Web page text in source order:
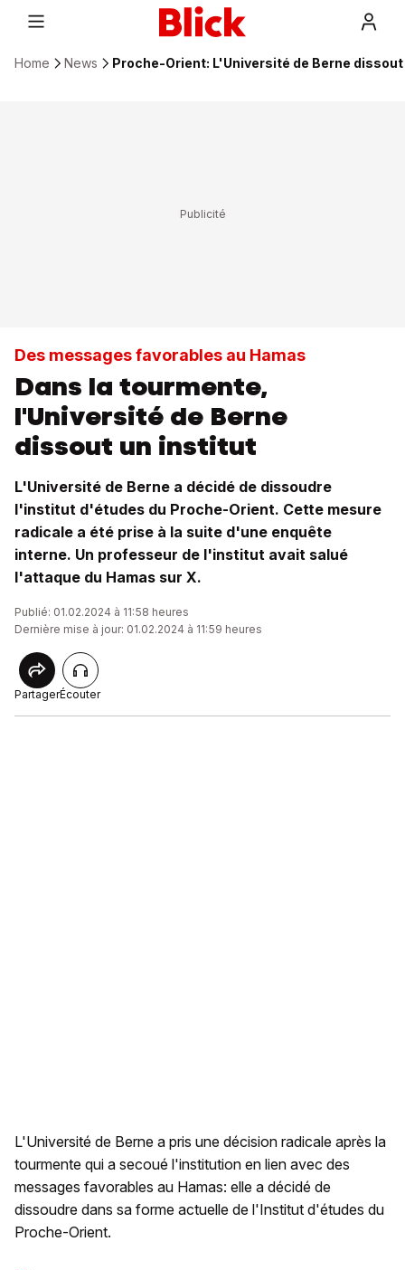
Home News Proche-Orient: L'Université de Berne
Des messages favorables au Hamas
Dans la tourmente,
l'Université de Berne
dissout un institut
L'Université de Berne a décidé de dissoudre
l'institut d'études du Proche-Orient. Cette mesure
radicale a été prise à la suite d'une enquête
interne. Un professeur de l'institut avait salué
l'attaque du Hamas sur X.
Publié: 01.02.2024 à 11:58 heures
Dernière mise à jour: 01.02.2024 à 11:59 heures
PartagerÉcouter
L'Université de Berne a pris une décision radicale après la
tourmente qui a secoué l'institution en lien avec des
messages favorables au Hamas: elle a décidé de
dissoudre dans sa forme actuelle de l'Institut d'études du
Proche-Orient.